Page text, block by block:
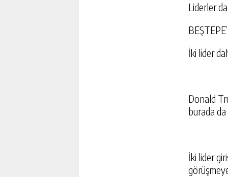
Liderler
İki lider
Donald
burada
İki lider